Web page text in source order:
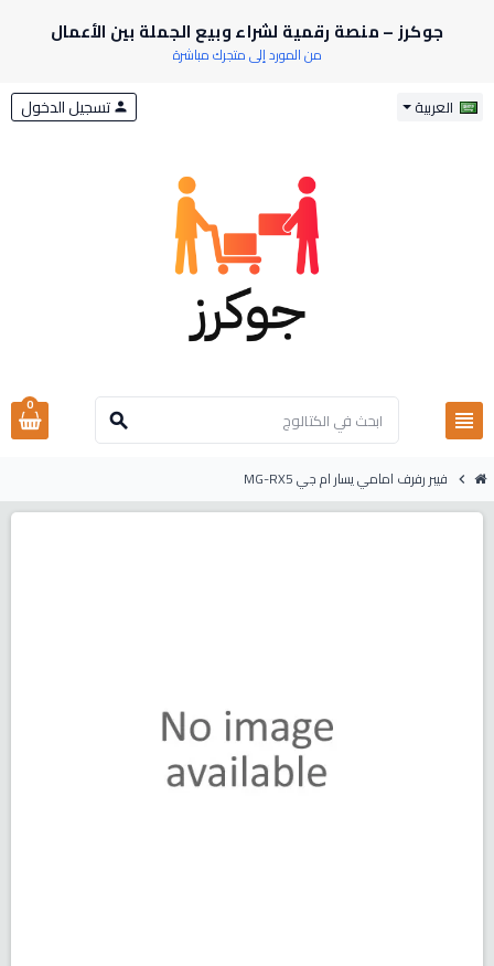
جوكرز – منصة رقمية لشراء وبيع الجملة بين الأعمال
من المورد إلى متجرك مباشرة
العربية
view_headline
search
person تسجيل الدخول
0
chevron_right فيبر رفرف امامي يسار ام جي MG-RX5